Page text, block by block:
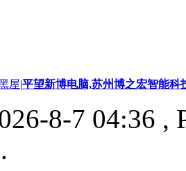
屋|平望新博电脑,苏州博之宏智能科
8-7 04:36 ,